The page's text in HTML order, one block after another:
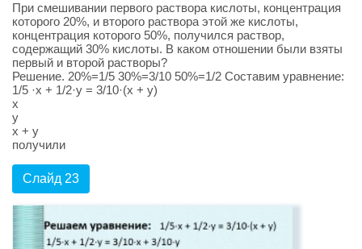
При смешивании первого раствора кислоты, концентрация
которого 20%, и второго раствора этой же кислоты,
концентрация которого 50%, получился раствор,
содержащий 30% кислоты. В каком отношении были взяты
первый и второй растворы?
Решение. 20%=1/5 30%=3/10 50%=1/2 Составим уравнение:
1/5 ·х + 1/2·у = 3/10·(х + у)
х
у
х + у
получили
Слайд 23